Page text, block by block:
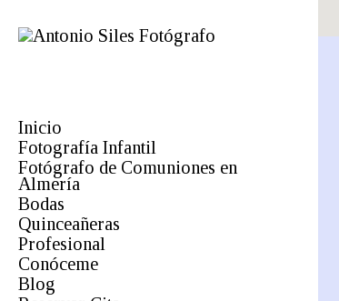
Inicio
Fotografía Infantil
Fotógrafo de Comuniones en
Almería
Bodas
Quinceañeras
Profesional
Conóceme
Blog